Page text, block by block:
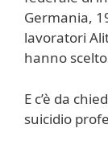
Germania,
lavoratori
hanno
E c’è da
suicidio